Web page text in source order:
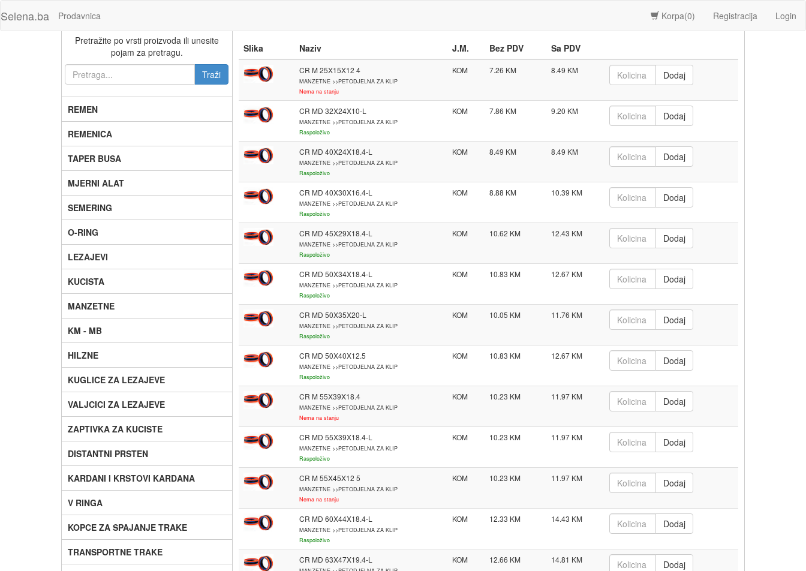
Selena.ba Prodavnica Korpa(0) Registracija Login
Pretražite po vrsti proizvoda ili unesite
pojam za pretragu.
REMEN
REMENICA
TAPER BUSA
MJERNI ALAT
SEMERING
O-RING
LEZAJEVI
KUCISTA
MANZETNE
KM - MB
HILZNE
KUGLICE ZA LEZAJEVE
VALJCICI ZA LEZAJEVE
ZAPTIVKA ZA KUCISTE
DISTANTNI PRSTEN
KARDANI I KRSTOVI KARDANA
V RINGA
KOPCE ZA SPAJANJE TRAKE
TRANSPORTNE TRAKE
Slika Naziv J.M. Bez PDV Sa PDV
CR M 25X15X12 4
MANZETNE >>PETODJELNA ZA KLIP
Nema na stanju
KOM 7.26 8.49
CR MD 32X24X10-L
MANZETNE >>PETODJELNA ZA KLIP
Raspoloživo
KOM 7.86 9.20
CR MD 40X24X18.4-L
MANZETNE >>PETODJELNA ZA KLIP
Raspoloživo
KOM 8.49 8.49
CR MD 40X30X16.4-L
MANZETNE >>PETODJELNA ZA KLIP
Raspoloživo
KOM 8.88 10.39
CR MD 45X29X18.4-L
MANZETNE >>PETODJELNA ZA KLIP
Raspoloživo
KOM 10.62 12.43
CR MD 50X34X18.4-L
MANZETNE >>PETODJELNA ZA KLIP
Raspoloživo
KOM 10.83 12.67
CR MD 50X35X20-L
MANZETNE >>PETODJELNA ZA KLIP
Raspoloživo
KOM 10.05 11.76
CR MD 50X40X12.5
MANZETNE >>PETODJELNA ZA KLIP
Raspoloživo
KOM 10.83 12.67
CR M 55X39X18.4
MANZETNE >>PETODJELNA ZA KLIP
Nema na stanju
KOM 10.23 11.97
CR MD 55X39X18.4-L
MANZETNE >>PETODJELNA ZA KLIP
Raspoloživo
KOM 10.23 11.97
CR M 55X45X12 5
MANZETNE >>PETODJELNA ZA KLIP
Nema na stanju
KOM 10.23 11.97
CR MD 60X44X18.4-L
MANZETNE >>PETODJELNA ZA KLIP
Raspoloživo
KOM 12.33 14.43
CR MD 63X47X19.4-L KOM 12.66 14.81